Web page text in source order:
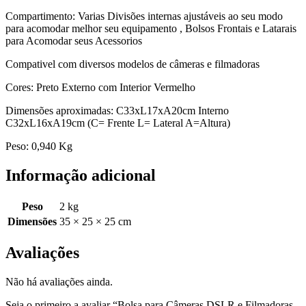
Compartimento: Varias Divisões internas ajustáveis ao seu modo
para acomodar melhor seu equipamento , Bolsos Frontais e Latarais
para Acomodar seus Acessorios
Compativel com diversos modelos de câmeras e filmadoras
Cores: Preto Externo com Interior Vermelho
Dimensões aproximadas: C33xL17xA20cm Interno
C32xL16xA19cm (C= Frente L= Lateral A=Altura)
Peso: 0,940 Kg
Informação adicional
Peso
2 kg
Dimensões 35 × 25 × 25 cm
Avaliações
Não há avaliações ainda.